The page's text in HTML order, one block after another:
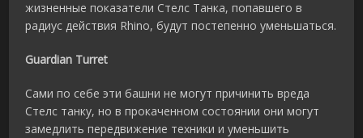
жизненные показатели Стелс Танка, попавшего в
радиус действия Rhino, будут постепенно уменьшаться.
Guardian Turret
Сами по себе эти башни не могут причинить вреда
Стелс танку, но в прокаченном состоянии они могут
замедлить передвижение техники и уменьшить